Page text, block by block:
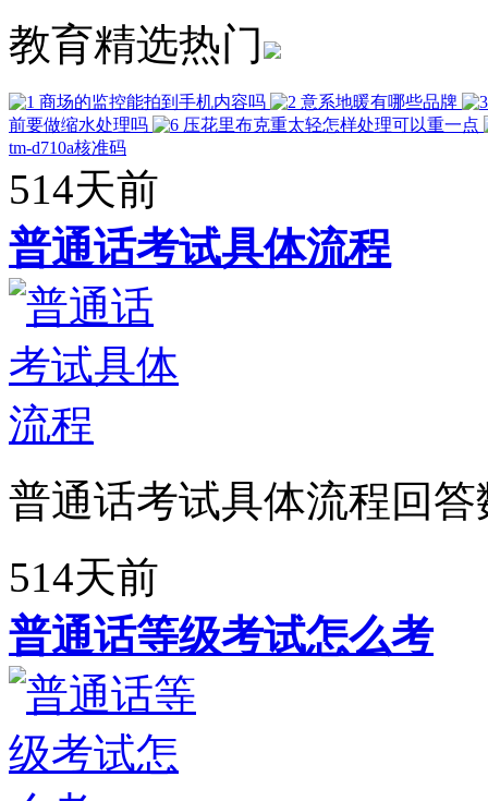
教育精选热门
商场的监控能拍到手机内容吗
意系地暖有哪些品牌
前要做缩水处理吗
压花里布克重太轻怎样处理可以重一点
tm-d710a核准码
514天前
普通话考试具体流程
普通话考试具体流程回答
514天前
普通话等级考试怎么考